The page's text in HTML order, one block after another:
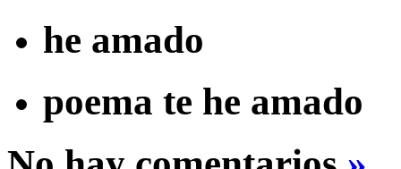
he amado
poema te he amado